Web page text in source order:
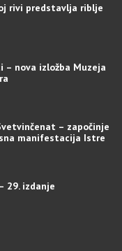
rivi predstavlja riblje
nova izložba Muzeja
– započinje
manifestacija Istre
29. izdanje